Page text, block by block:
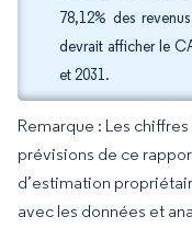
78,12% des
devrait afficher le
et 2031.
Remarque : Les
prévisions de ce
d’estimation
avec les données et